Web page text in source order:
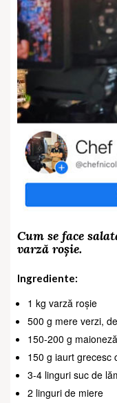
Cum se face
varză roșie.
Ingrediente:
1 kg varză roșie
500 g mere verzi,
150-200 g maioneză
150 g iaurt grecesc
3-4 linguri suc de
2 linguri de miere